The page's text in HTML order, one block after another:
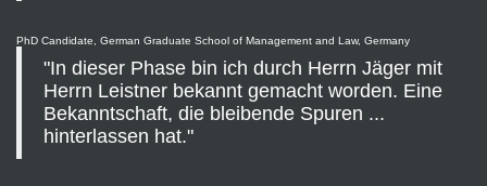
PhD Candidate, German Graduate School of Management and Law, Germany
"In dieser Phase bin ich durch Herrn Jäger mit
Herrn Leistner bekannt gemacht worden. Eine
Bekanntschaft, die bleibende Spuren ...
hinterlassen hat."